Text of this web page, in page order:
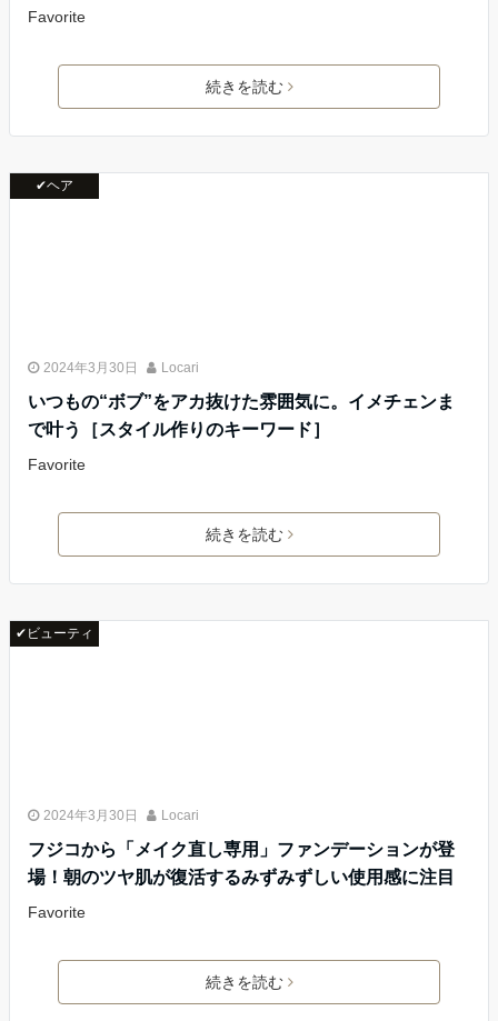
Favorite
続きを読む
✔ヘア
2024年3月30日 Locari
いつもの“ボブ”をアカ抜けた雰囲気に。イメチェンま
で叶う［スタイル作りのキーワード］
Favorite
続きを読む
✔ビューティ
2024年3月30日 Locari
フジコから「メイク直し専用」ファンデーションが登
場！朝のツヤ肌が復活するみずみずしい使用感に注目
Favorite
続きを読む